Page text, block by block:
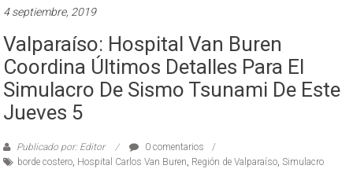
4 septiembre, 2019
Valparaíso: Hospital Van Buren
Coordina Últimos Detalles Para El
Simulacro De Sismo Tsunami De Este
Jueves 5
Publicado por: Editor
0 comentarios
borde costero, Hospital Carlos Van Buren, Región de Valparaíso,Simulacro